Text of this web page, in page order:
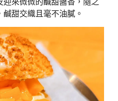
甜交織且毫不油膩。